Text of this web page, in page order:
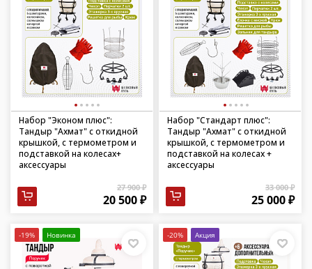
Набор "Эконом плюс":
Тандыр "Ахмат" с откидной
крышкой, с термометром и
подставкой на колесах+
аксессуары
27 900 ₽
20 500 ₽
Набор "Стандарт плюс":
Тандыр "Ахмат" с откидной
крышкой, с термометром и
подставкой на колесах +
аксессуары
33 000 ₽
25 000 ₽
-19% Новинка -20% Акция